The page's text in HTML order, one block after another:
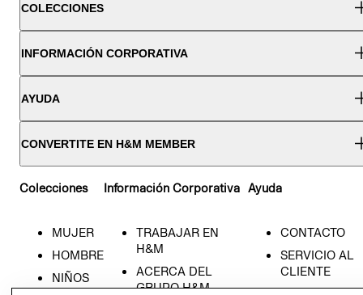
COLECCIONES
INFORMACIÓN CORPORATIVA
AYUDA
CONVERTITE EN H&M MEMBER
Colecciones
MUJER
HOMBRE
NIÑOS
Información Corporativa
TRABAJAR EN
H&M
ACERCA DEL
GRUPO H&M
Ayuda
CONTACTO
SERVICIO AL
CLIENTE